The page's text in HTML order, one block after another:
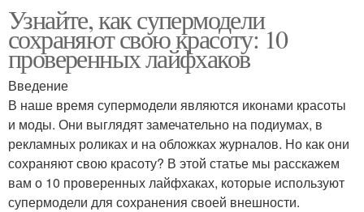
Узнайте, как супермодели
сохраняют свою красоту: 10
проверенных лайфхаков
Введение
В наше время супермодели являются иконами красоты
и моды. Они выглядят замечательно на подиумах, в
рекламных роликах и на обложках журналов. Но как они
сохраняют свою красоту? В этой статье мы расскажем
вам о 10 проверенных лайфхаках, которые используют
супермодели для сохранения своей внешности.